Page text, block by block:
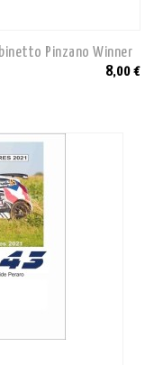
Pinzano Winner
8,00 €